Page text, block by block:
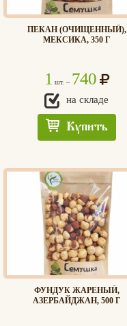
ПЕКАН (ОЧИЩЕННЫЙ),
МЕКСИКА, 350 Г
1 шт. – 740
на складе
Купить
ФУНДУК ЖАРЕНЫЙ,
АЗЕРБАЙДЖАН, 500 Г